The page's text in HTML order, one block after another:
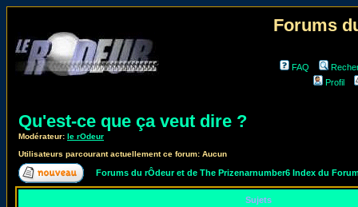
Forums
FAQ
Profil
Qu'est-ce que ça veut dire ?
Modérateur: le rOdeur
Utilisateurs parcourant actuellement ce forum: Aucun
Forums du rÔdeur et de The Prizenarnumber6 Index du
Sujets